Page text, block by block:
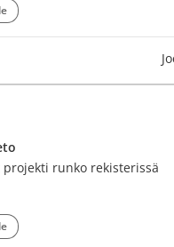
projekti runko rekisterissä